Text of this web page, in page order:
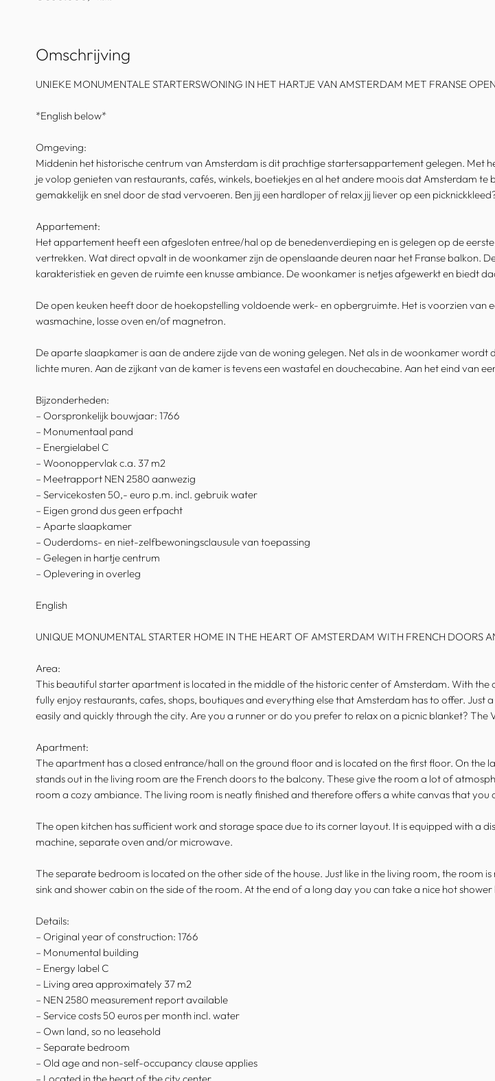
Omschrijving
UNIEKE MONUMENTALE STARTERSWONING IN HET HARTJE VAN AMSTERDAM MET FRANSE
*English below*
Omgeving:
Middenin het historische centrum van Amsterdam is dit prachtige startersappartement gelegen. Met
je volop genieten van restaurants, cafés, winkels, boetiekjes en al het andere moois dat Amsterdam
gemakkelijk en snel door de stad vervoeren. Ben jij een hardloper of relax jij liever op een
Appartement:
Het appartement heeft een afgesloten entree/hal op de benedenverdieping en is gelegen op de
vertrekken. Wat direct opvalt in de woonkamer zijn de openslaande deuren naar het Franse balkon.
karakteristiek en geven de ruimte een knusse ambiance. De woonkamer is netjes afgewerkt en biedt
De open keuken heeft door de hoekopstelling voldoende werk- en opbergruimte. Het is voorzien
wasmachine, losse oven en/of magnetron.
De aparte slaapkamer is aan de andere zijde van de woning gelegen. Net als in de woonkamer
lichte muren. Aan de zijkant van de kamer is tevens een wastafel en douchecabine. Aan het eind van
Bijzonderheden:
– Oorspronkelijk bouwjaar: 1766
– Monumentaal pand
– Energielabel C
– Woonoppervlak c.a. 37 m2
– Meetrapport NEN 2580 aanwezig
– Servicekosten 50,- euro p.m. incl. gebruik water
– Eigen grond dus geen erfpacht
– Aparte slaapkamer
– Ouderdoms- en niet-zelfbewoningsclausule van toepassing
– Gelegen in hartje centrum
– Oplevering in overleg
English
UNIQUE MONUMENTAL STARTER HOME IN THE HEART OF AMSTERDAM WITH FRENCH DOORS
Area:
This beautiful starter apartment is located in the middle of the historic center of Amsterdam. With
fully enjoy restaurants, cafes, shops, boutiques and everything else that Amsterdam has to offer.
easily and quickly through the city. Are you a runner or do you prefer to relax on a picnic blanket? The
Apartment:
The apartment has a closed entrance/hall on the ground floor and is located on the first floor. On
stands out in the living room are the French doors to the balcony. These give the room a lot of
room a cozy ambiance. The living room is neatly finished and therefore offers a white canvas that you
The open kitchen has sufficient work and storage space due to its corner layout. It is equipped with a
machine, separate oven and/or microwave.
The separate bedroom is located on the other side of the house. Just like in the living room, the room
sink and shower cabin on the side of the room. At the end of a long day you can take a nice hot
Details:
– Original year of construction: 1766
– Monumental building
– Energy label C
– Living area approximately 37 m2
– NEN 2580 measurement report available
– Service costs 50 euros per month incl. water
– Own land, so no leasehold
– Separate bedroom
– Old age and non-self-occupancy clause applies